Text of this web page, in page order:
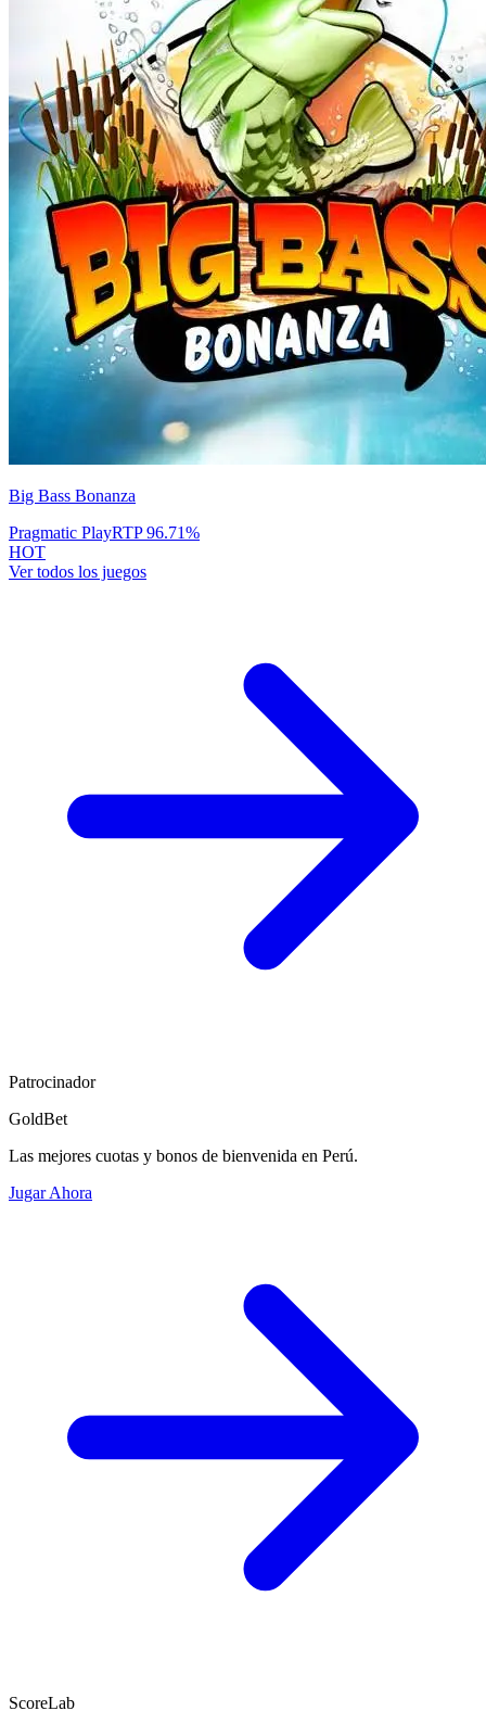
Big Bass Bonanza
Pragmatic PlayRTP96.71%
HOT
Ver todos los juegos
Patrocinador
GoldBet
Las mejores cuotas y bonos de bienvenida en Perú.
Jugar Ahora
ScoreLab